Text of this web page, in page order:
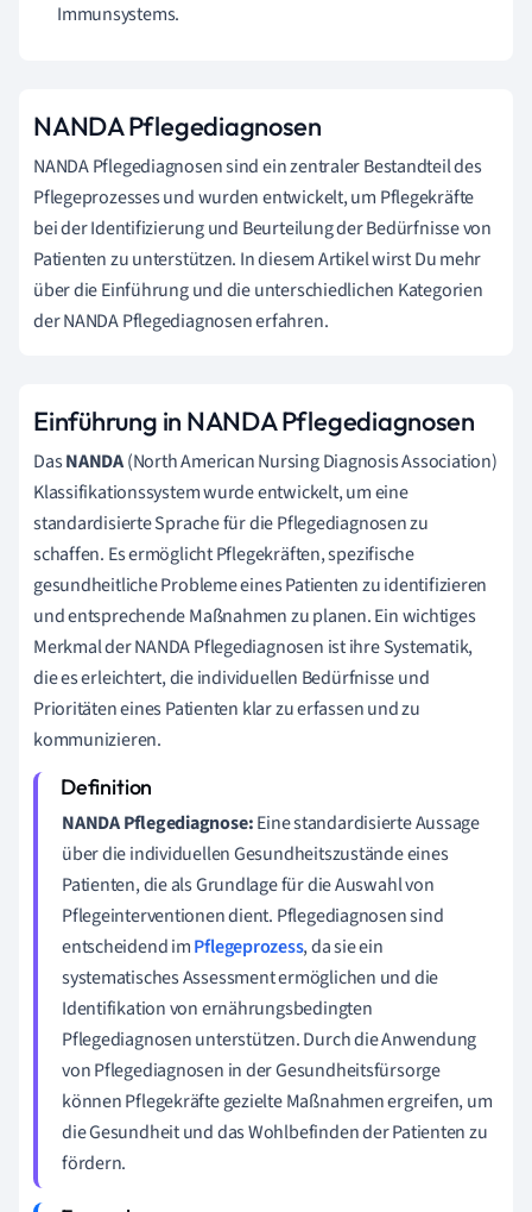
Immunsystems.
NANDA Pflegediagnosen
NANDA Pflegediagnosen sind ein zentraler Bestandteil des
Pflegeprozesses und wurden entwickelt, um Pflegekräfte
bei der Identifizierung und Beurteilung der Bedürfnisse von
Patienten zu unterstützen. In diesem Artikel wirst Du mehr
über die Einführung und die unterschiedlichen Kategorien
der NANDA Pflegediagnosen erfahren.
Einführung in NANDA Pflegediagnosen
DasNANDA(North American Nursing Diagnosis Association)
Klassifikationssystem wurde entwickelt, um eine
standardisierte Sprache für die Pflegediagnosen zu
schaffen. Es ermöglicht Pflegekräften, spezifische
gesundheitliche Probleme eines Patienten zu identifizieren
und entsprechende Maßnahmen zu planen. Ein wichtiges
Merkmal der NANDA Pflegediagnosen ist ihre Systematik,
die es erleichtert, die individuellen Bedürfnisse und
Prioritäten eines Patienten klar zu erfassen und zu
kommunizieren.
NANDA Pflegediagnose:Eine standardisierte Aussage
über die individuellen Gesundheitszustände eines
Patienten, die als Grundlage für die Auswahl von
Pflegeinterventionen dient. Pflegediagnosen sind
entscheidend imPflegeprozess, da sie ein
systematisches Assessment ermöglichen und die
Identifikation von ernährungsbedingten
Pflegediagnosen unterstützen. Durch die Anwendung
von Pflegediagnosen in der Gesundheitsfürsorge
können Pflegekräfte gezielte Maßnahmen ergreifen, um
die Gesundheit und das Wohlbefinden der Patienten zu
fördern.